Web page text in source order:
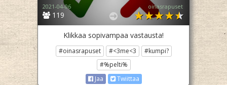
119
2021-04-06 oinasrapuset
Klikkaa sopivampaa vastausta!
#oinasrapuset #<3me<3
#kumpi?
#%pelti%
Jaa
Twiittaa